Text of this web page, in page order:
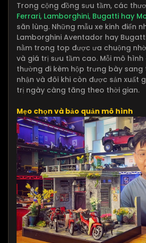
Trong cộng đồng sưu tầm, các
Ferrari, Lamborghini, Bugatti hay
săn lùng. Những mẫu xe kinh điển
Lamborghini Aventador hay
nằm trong top được ưa chuộng
và giá trị sưu tầm cao. Mỗi mô
thường đi kèm hộp trưng bày sang
nhận và đôi khi còn được sản xuất
trị ngày càng tăng theo thời gian.
Mẹo chọn và bảo quản mô hình